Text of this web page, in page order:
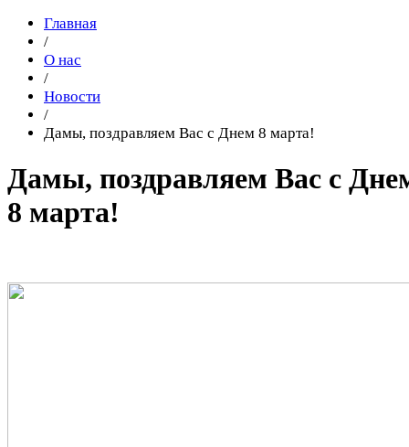
Главная
/
О нас
/
Новости
/
Дамы, поздравляем Вас с Днем 8 марта!
Дамы, поздравляем Вас с
8 марта!